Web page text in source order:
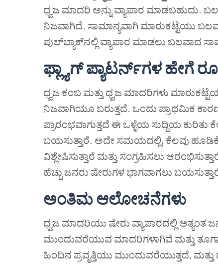
ಧ್ವಜ ಮಾದರಿ ಅನ್ನು ವ್ಯಾಪಾರ ಮಾಡಬಹುದು.
ನಿಜವಾಗಿದೆ. ಸಾಮಾನ್ಯವಾಗಿ ಮಾರುಕಟ್ಟೆಯು
ಪುಲ್‌ಬ್ಯಾಕ್‌ನಲ್ಲಿ ವ್ಯಾಪಾರ ಮಾಡಲು ಬಲವಾದ
ಫ್ಲ್ಯಾಗ್ಪ್ಯಾಟರ್ನ್ಗಳಹೇಗೆ
ಧ್ವಜ ಕಂಬ ಮತ್ತು ಧ್ವಜ ಮಾದರಿಗಳು
ನಿಜವಾಗಿಯೂ ಬರುತ್ತದೆ. ಒಂದು ಪ್ರಾಥಮಿಕ
ಪ್ರಾರಂಭವಾಗುತ್ತದೆ ಈ ಒಳ್ಳೆಯ ಸುದ್ದಿಯ
ಬಯಸುತ್ತಾರೆ. ಅದೇ ಸಮಯದಲ್ಲಿ, ಕೆಲವು
ವಿಶ್ಲೇಷಿಸುತ್ತಾರೆ ಮತ್ತು ಸಂಗ್ರಹಿಸಲು
ಹೆಚ್ಚು ಜನರು ಷೇರುಗಳ ಭಾಗವಾಗಲು
ಅಂತಿಮಆಲೋಚನೆಗಳು
ಧ್ವಜ ಮಾದರಿಯು ಷೇರು ವ್ಯಾಪಾರದಲ್ಲಿ ಅತ್ಯಂತ
ಮುಂದುವರೆಯುವ ಮಾದರಿಗಳಾಗಿವೆ ಮತ್ತು
ಹಿಂದಿನ ಪ್ರವೃತ್ತಿಯು ಮುಂದುವರೆಯುತ್ತದೆ,